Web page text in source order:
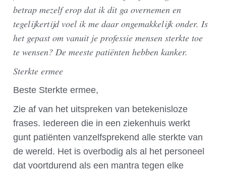
betrap mezelf erop dat ik dit ga overnemen en
tegelijkertijd voel ik me daar ongemakkelijk onder. Is
het gepast om vanuit je professie mensen sterkte toe
te wensen? De meeste patiënten hebben kanker.
Sterkte ermee
Beste Sterkte ermee,
Zie af van het uitspreken van betekenisloze
frases. Iedereen die in een ziekenhuis werkt
gunt patiënten vanzelfsprekend alle sterkte van
de wereld. Het is overbodig als al het personeel
dat voortdurend als een mantra tegen elke